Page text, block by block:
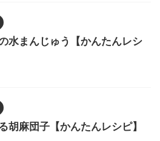
水まんじゅう【かんたんレシ
胡麻団子【かんたんレシピ】